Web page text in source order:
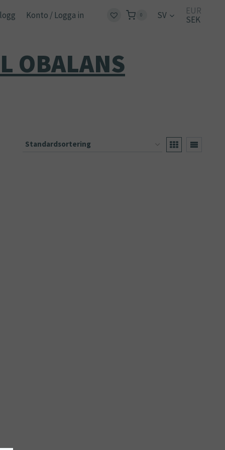
Konto / Logga in 0 SV
EUR
SEK
OBALANS